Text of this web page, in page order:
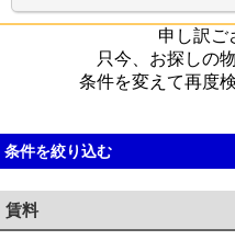
申し訳ご
只今、お探しの
条件を変えて再度
条件を絞り込む
賃料